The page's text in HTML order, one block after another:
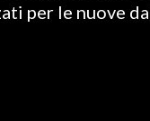
per le nuove